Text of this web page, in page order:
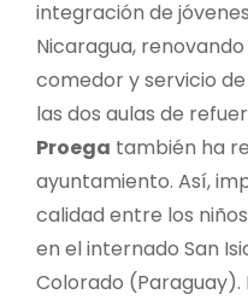
integración de
Nicaragua,
comedor y servicio
las dos aulas de
Proega también ha
ayuntamiento. Así,
calidad entre los
en el internado San
Colorado